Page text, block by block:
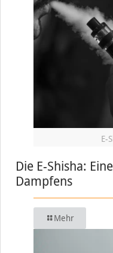
E-
Die E-Shisha:
Dampfens
Mehr